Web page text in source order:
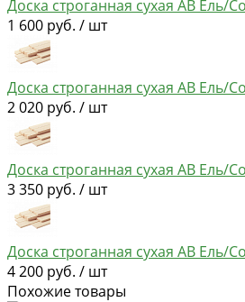
Доска строганная сухая АВ Ель/
1 600 руб. / шт
Доска строганная сухая АВ Ель/
2 020 руб. / шт
Доска строганная сухая АВ Ель/
3 350 руб. / шт
Доска строганная сухая АВ Ель/
4 200 руб. / шт
Похожие товары